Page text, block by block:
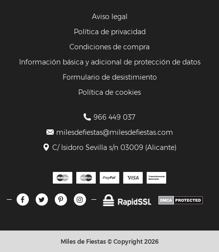
Aviso legal
Política de privacidad
Condiciones de compra
Información básica y adicional de protección de datos
Formulario de desistimiento
Política de cookies
966 449 037
milesdefiestas@milesdefiestas.com
C/ Isidoro Sevilla s/n 03009 (Alicante)
Miles de Fiestas © Copyright 2026